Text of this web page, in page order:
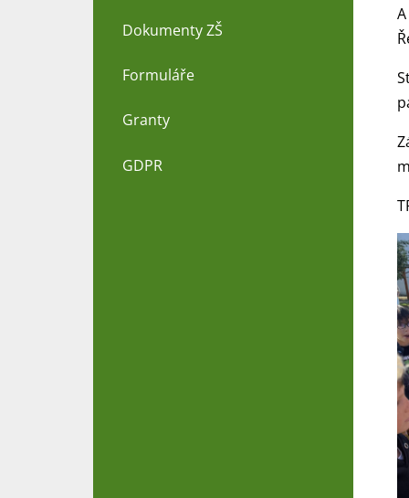
Dokumenty ZŠ
Formuláře
Granty
GDPR